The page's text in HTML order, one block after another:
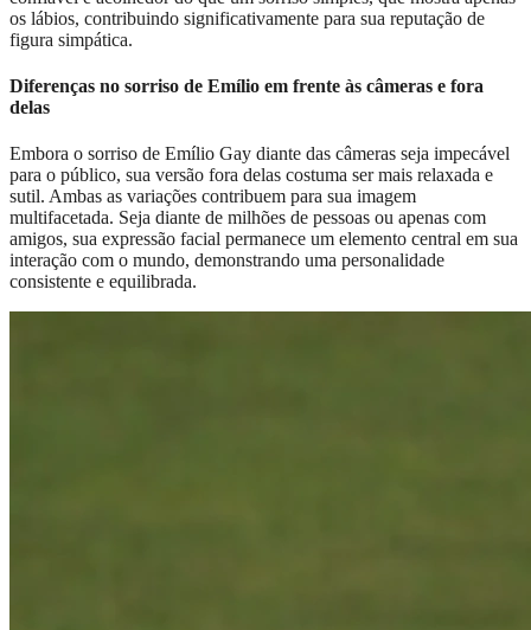
os lábios, contribuindo significativamente para sua reputação de
figura simpática.
Diferenças no sorriso de Emílio em frente às câmeras e fora
delas
Embora o sorriso de Emílio Gay diante das câmeras seja impecável
para o público, sua versão fora delas costuma ser mais relaxada e
sutil. Ambas as variações contribuem para sua imagem
multifacetada. Seja diante de milhões de pessoas ou apenas com
amigos, sua expressão facial permanece um elemento central em sua
interação com o mundo, demonstrando uma personalidade
consistente e equilibrada.